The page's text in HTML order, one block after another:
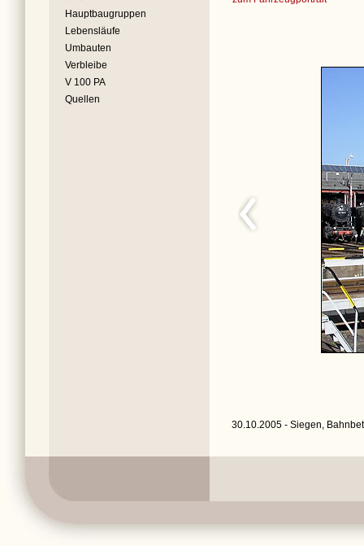
Hauptbaugruppen
Lebensläufe
Umbauten
Verbleibe
V 100 PA
Quellen
30.10.2005 - Siegen,